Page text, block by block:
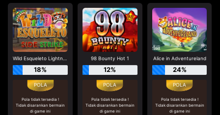
Wild Esqueleto Lightning Chase
18%
Pola tidak tersedia !
Tidak disarankan bermain
di game ini
98 Bounty Hot 1
12%
Pola tidak tersedia !
Tidak disarankan bermain
di game ini
Alice in Adventureland
24%
Pola tidak tersedia !
Tidak disarankan bermain
di game ini